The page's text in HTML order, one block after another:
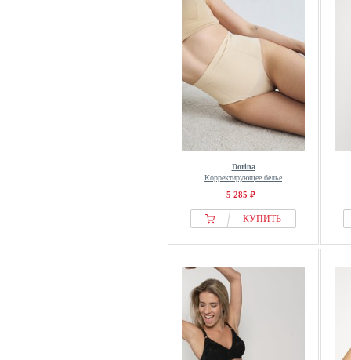
Dorina
Корректирующее белье
5 285 ₽
КУПИТЬ